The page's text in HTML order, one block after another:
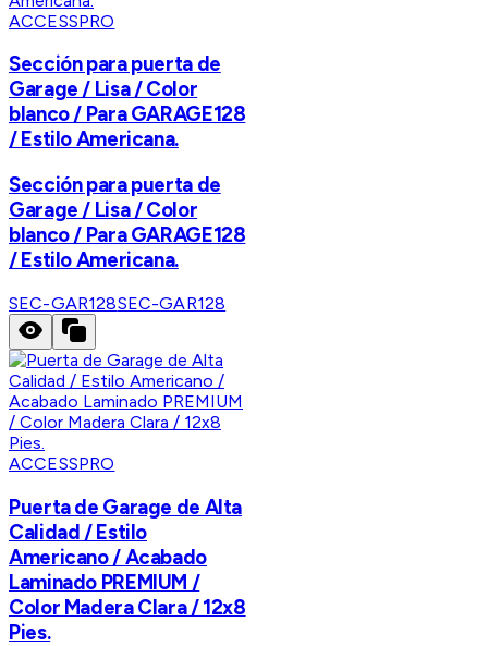
ACCESSPRO
Sección para puerta de
Garage / Lisa / Color
blanco / Para GARAGE128
/ Estilo Americana.
Sección para puerta de
Garage / Lisa / Color
blanco / Para GARAGE128
/ Estilo Americana.
SEC-GAR128SEC-GAR128
ACCESSPRO
Puerta de Garage de Alta
Calidad / Estilo
Americano / Acabado
Laminado PREMIUM /
Color Madera Clara / 12x8
Pies.